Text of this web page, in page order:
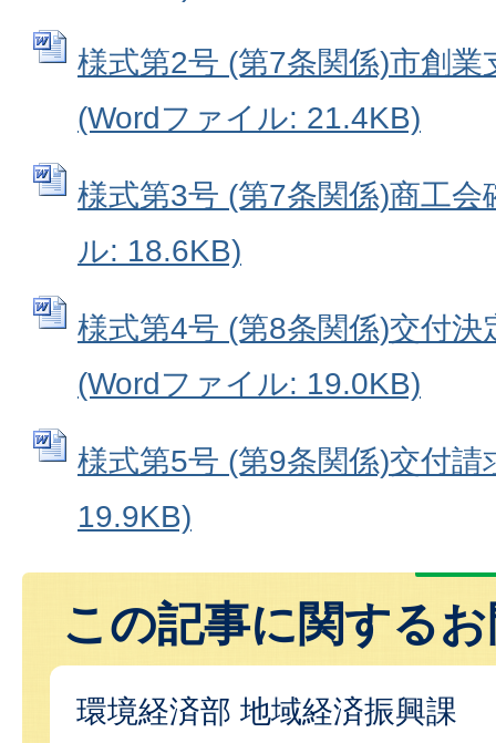
様式第2号 (第7条関係)市創業
(Wordファイル: 21.4KB)
様式第3号 (第7条関係)商工
ル: 18.6KB)
様式第4号 (第8条関係)交付決
(Wordファイル: 19.0KB)
様式第5号 (第9条関係)交付
19.9KB)
この記事に関する
環境経済部 地域経済振興課